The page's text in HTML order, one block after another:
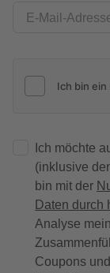
E-Mail-
Ich möchte
(inklusive
bin mit der
Daten durch
Analyse
Coupons